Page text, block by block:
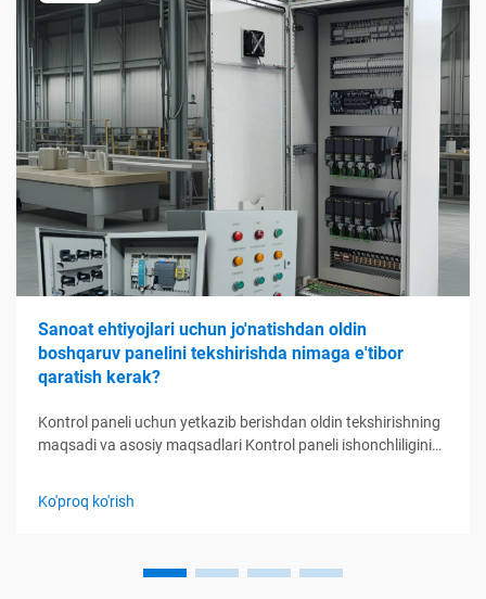
Sanoat ehtiyojlari uchun jo'natishdan oldin
boshqaruv panelini tekshirishda nimaga e'tibor
qaratish kerak?
Kontrol paneli uchun yetkazib berishdan oldin tekshirishning
maqsadi va asosiy maqsadlari Kontrol paneli ishonchliligini
ushlab turishning oxirgi imkoniyatidir, chunki industr...
Ko'proq ko'rish